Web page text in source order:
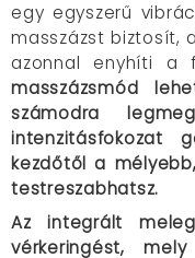
egy egyszerű
masszázst biztosít,
azonnal enyhíti a
masszázsmód
számodra
intenzitásfokozat
kezdőtől a
testreszabhatsz.
Az integrált
vérkeringést,